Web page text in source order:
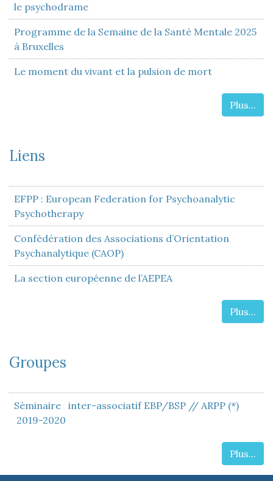
le psychodrame
Programme de la Semaine de la Santé Mentale 2025
à Bruxelles
Le moment du vivant et la pulsion de mort
Plus...
Liens
EFPP : European Federation for Psychoanalytic
Psychotherapy
Confédération des Associations d’Orientation
Psychanalytique (CAOP)
La section européenne de l’AEPEA
Plus...
Groupes
Séminaire inter-associatif EBP/BSP // ARPP (*)
2019-2020
Plus...